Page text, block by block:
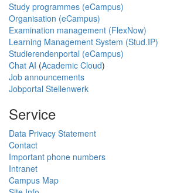
Study programmes (eCampus)
Organisation (eCampus)
Examination management (FlexNow)
Learning Management System (Stud.IP)
Studierendenportal (eCampus)
Chat AI (Academic Cloud)
Job announcements
Jobportal Stellenwerk
Service
Data Privacy Statement
Contact
Important phone numbers
Intranet
Campus Map